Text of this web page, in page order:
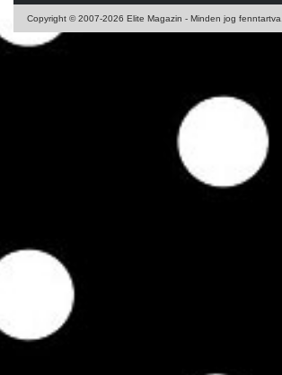
Copyright © 2007-2026 Elite Magazin - Minden jog fenntartva.